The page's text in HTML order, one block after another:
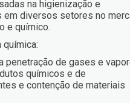
na higienização e
em diversos setores no
e químico.
penetração de gases e
químicos e de
e contenção de materiais